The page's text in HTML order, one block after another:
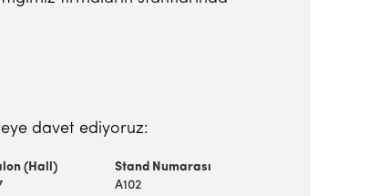
davet ediyoruz:
(Hall)
Stand Numarası
A102